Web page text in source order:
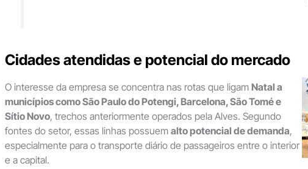
Cidades atendidas e potencial do mercado
O interesse da empresa se concentra nas rotas que ligam Natal a
municípios como São Paulo do Potengi, Barcelona, São Tomé e
Sítio Novo, trechos anteriormente operados pela Alves. Segundo
fontes do setor, essas linhas possuem alto potencial de demanda,
especialmente para o transporte diário de passageiros entre o interior
e a capital.